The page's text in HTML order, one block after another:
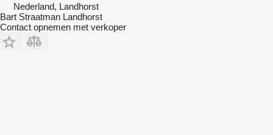
Nederland, Landhorst
Bart Straatman Landhorst
Contact opnemen met verkoper